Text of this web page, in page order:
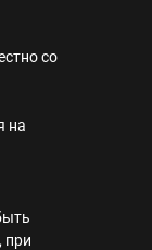
со
на
при